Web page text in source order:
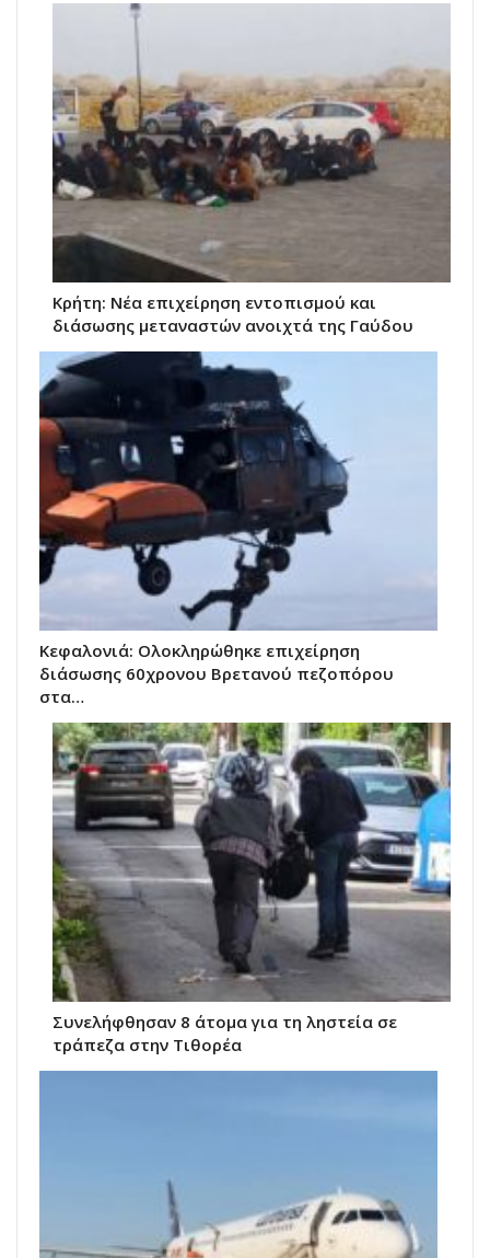
Κρήτη: Νέα επιχείρηση εντοπισμού και
διάσωσης μεταναστών ανοιχτά της Γαύδου
Κεφαλονιά: Ολοκληρώθηκε επιχείρηση
διάσωσης 60χρονου Βρετανού πεζοπόρου
στα…
Συνελήφθησαν 8 άτομα για τη ληστεία σε
τράπεζα στην Τιθορέα